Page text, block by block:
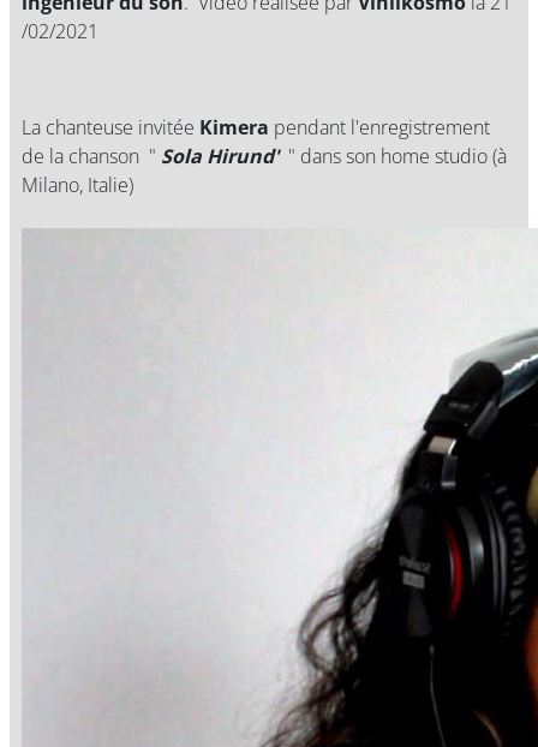
/02/2021
La chanteuse invitée Kimera pendant l'enregistrement
de la chanson " Sola Hirund' " dans son home studio (à
Milano, Italie)